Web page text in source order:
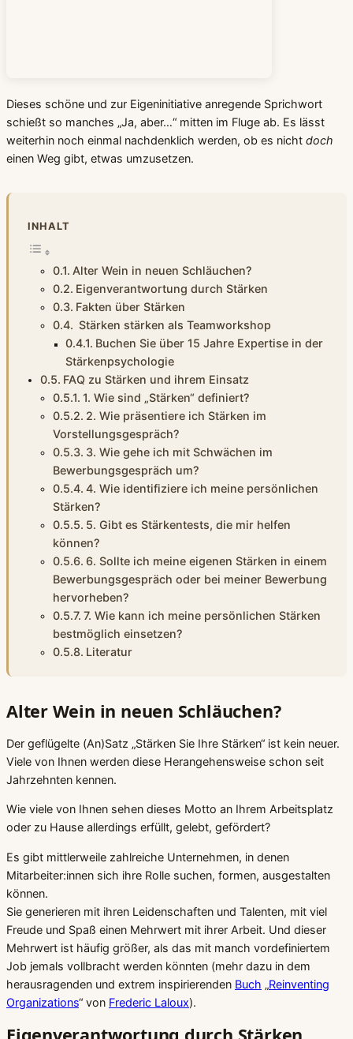
Dieses schöne und zur Eigeninitiative anregende Sprichwort
schießt so manches „Ja, aber…“ mitten im Fluge ab. Es lässt
weiterhin noch einmal nachdenklich werden, ob es nicht doch
einen Weg gibt, etwas umzusetzen.
INHALT
Alter Wein in neuen Schläuchen?
Eigenverantwortung durch Stärken
Fakten über Stärken
Stärken stärken als Teamworkshop
Buchen Sie über 15 Jahre Expertise in der
Stärkenpsychologie
FAQ zu Stärken und ihrem Einsatz
1. Wie sind „Stärken“ definiert?
2. Wie präsentiere ich Stärken im
Vorstellungsgespräch?
3. Wie gehe ich mit Schwächen im
Bewerbungsgespräch um?
4. Wie identifiziere ich meine persönlichen
Stärken?
5. Gibt es Stärkentests, die mir helfen
können?
6. Sollte ich meine eigenen Stärken in einem
Bewerbungsgespräch oder bei meiner Bewerbung
hervorheben?
7. Wie kann ich meine persönlichen Stärken
bestmöglich einsetzen?
Literatur
Alter Wein in neuen Schläuchen?
Der geflügelte (An)Satz „Stärken Sie Ihre Stärken“ ist kein neuer.
Viele von Ihnen werden diese Herangehensweise schon seit
Jahrzehnten kennen.
Wie viele von Ihnen sehen dieses Motto an Ihrem Arbeitsplatz
oder zu Hause allerdings erfüllt, gelebt, gefördert?
Es gibt mittlerweile zahlreiche Unternehmen, in denen
Mitarbeiter:innen sich ihre Rolle suchen, formen, ausgestalten
können.
Sie generieren mit ihren Leidenschaften und Talenten, mit viel
Freude und Spaß einen Mehrwert mit ihrer Arbeit. Und dieser
Mehrwert ist häufig größer, als das mit manch vordefiniertem
Job jemals vollbracht werden könnten (mehr dazu in dem
herausragenden und extrem inspirierenden Buch „Reinventing
Organizations“ von Frederic Laloux).